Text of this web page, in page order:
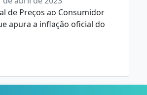
de Preços ao Consumidor
apura a inflação oficial do